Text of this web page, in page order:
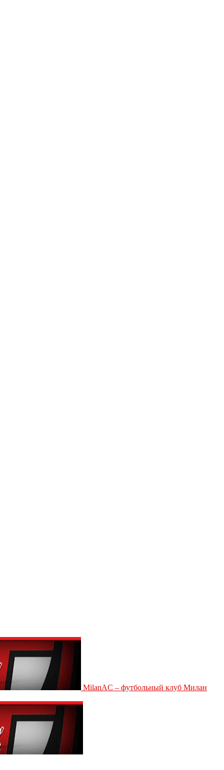
MilanAC – футбольный клуб Милан